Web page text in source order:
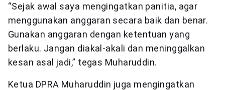
“Sejak awal saya mengingatkan panitia, agar
menggunakan anggaran secara baik dan benar.
Gunakan anggaran dengan ketentuan yang
berlaku. Jangan diakal-akali dan meninggalkan
kesan asal jadi,” tegas Muharuddin.
Ketua DPRA Muharuddin juga mengingatkan